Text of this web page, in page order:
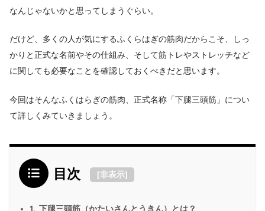
なんじゃないかと思ってしまうぐらい。
だけど、多くの人が気にするふくらはぎの筋肉だからこそ、しっ
かりと正式な名前やその仕組み、そして筋トレやストレッチなど
に関しても必要なことを確認しておくべきだと思います。
今回はそんなふくはらぎの筋肉、正式名称「下腿三頭筋」につい
て詳しくみていきましょう。
目次 [非表示]
1. 下腿三頭筋（かたいさんとうきん）とは？